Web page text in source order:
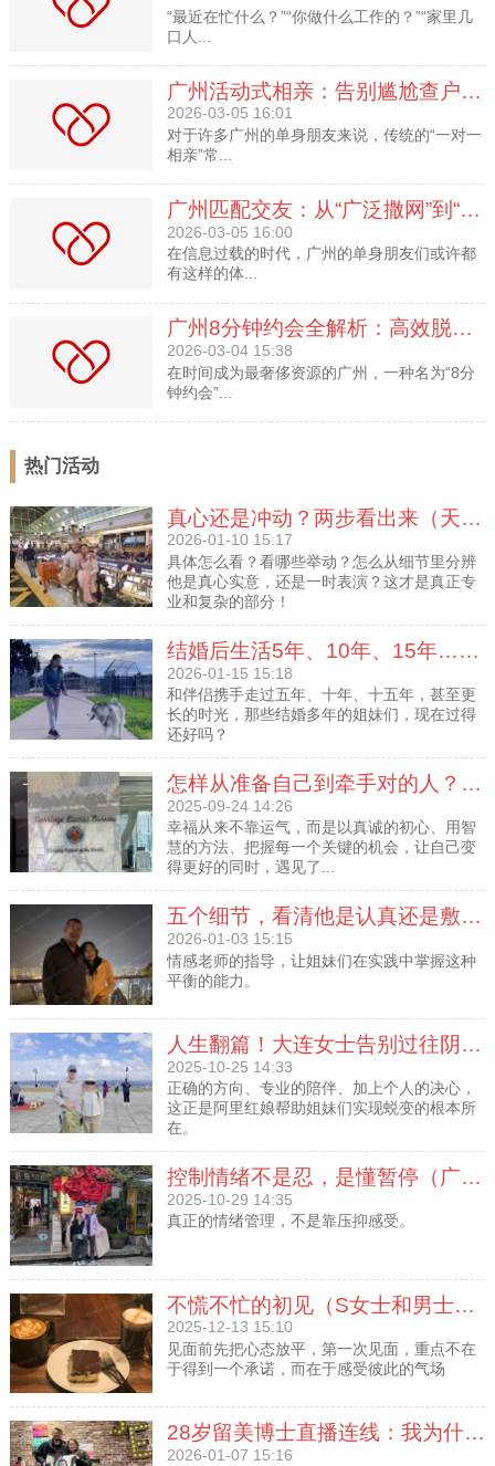
“最近在忙什么？”“你做什么工作的？”“家里几
口人...
广州活动式相亲：告别尴尬查户口，在主题互动中自然相遇
2026-03-05 16:01
对于许多广州的单身朋友来说，传统的“一对一
相亲”常...
广州匹配交友：从“广泛撒网”到“精准连接”的进化指南
2026-03-05 16:00
在信息过载的时代，广州的单身朋友们或许都
有这样的体...
广州8分钟约会全解析：高效脱单的“社交快闪”，你真的会玩吗？
2026-03-04 15:38
在时间成为最奢侈资源的广州，一种名为“8分
钟约会”...
热门活动
真心还是冲动？两步看出来（天津女士和男士的见面动态）
2026-01-10 15:17
具体怎么看？看哪些举动？怎么从细节里分辨
他是真心实意，还是一时表演？这才是真正专
业和复杂的部分！
结婚后生活5年、10年、15年…她们现在过得好吗？
2026-01-15 15:18
和伴侣携手走过五年、十年、十五年，甚至更
长的时光，那些结婚多年的姐妹们，现在过得
还好吗？
怎样从准备自己到牵手对的人？你能复制的实操指南
2025-09-24 14:26
幸福从来不靠运气，而是以真诚的初心、用智
慧的方法、把握每一个关键的机会，让自己变
得更好的同时，遇见了...
五个细节，看清他是认真还是敷衍？（山东女士和男士的见面动态）
2026-01-03 15:15
情感老师的指导，让姐妹们在实践中掌握这种
平衡的能力。
人生翻篇！大连女士告别过往阴霾，与家人团圆
2025-10-25 14:33
正确的方向、专业的陪伴、加上个人的决心，
这正是阿里红娘帮助姐妹们实现蜕变的根本所
在。
控制情绪不是忍，是懂暂停（广西女士和男士的见面动态）
2025-10-29 14:35
真正的情绪管理，不是靠压抑感受。
不慌不忙的初见（S女士和男士的见面动态）
2025-12-13 15:10
见面前先把心态放平，第一次见面，重点不在
于得到一个承诺，而在于感受彼此的气场
28岁留美博士直播连线：我为什么选择阿里红娘？
2026-01-07 15:16